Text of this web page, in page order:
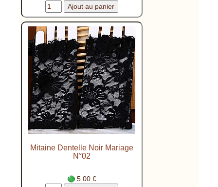
Mitaine Dentelle Noir Mariage
N°02
5.00 €